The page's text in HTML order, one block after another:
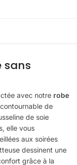
sans
avec notre robe
de
de soie
elle vous
aux soirées
dessinent une
grâce à la